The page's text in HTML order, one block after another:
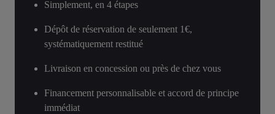
Simplement, en 4 étapes
Dépôt de réservation de seulement 1€,
systématiquement restitué
Livraison en concession ou près de chez vous
Financement personnalisable et accord de principe
immédiat